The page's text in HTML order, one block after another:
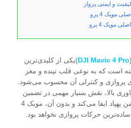
و ایمنی پرواز
مویک 4 پرو
مویک 4 پرو
DJI Mavic 4 Pro)یکی از کلیدی‌ترین
است که به نوعی قلب تپنده و مغز
پروازی و کنترلی آن محسوب می‌شود.
بالا، نقش بسیار مهمی در تضمین
عملکرد روان، دقیق و ایمن پهپاد ایفا می‌کند و بدون آن، مویک 4
حرکات پروازی نخواهد بود.